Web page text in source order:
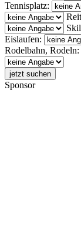
Tennisplatz:
Eislaufen:
Rodelbahn, Rodeln:
Sponsor